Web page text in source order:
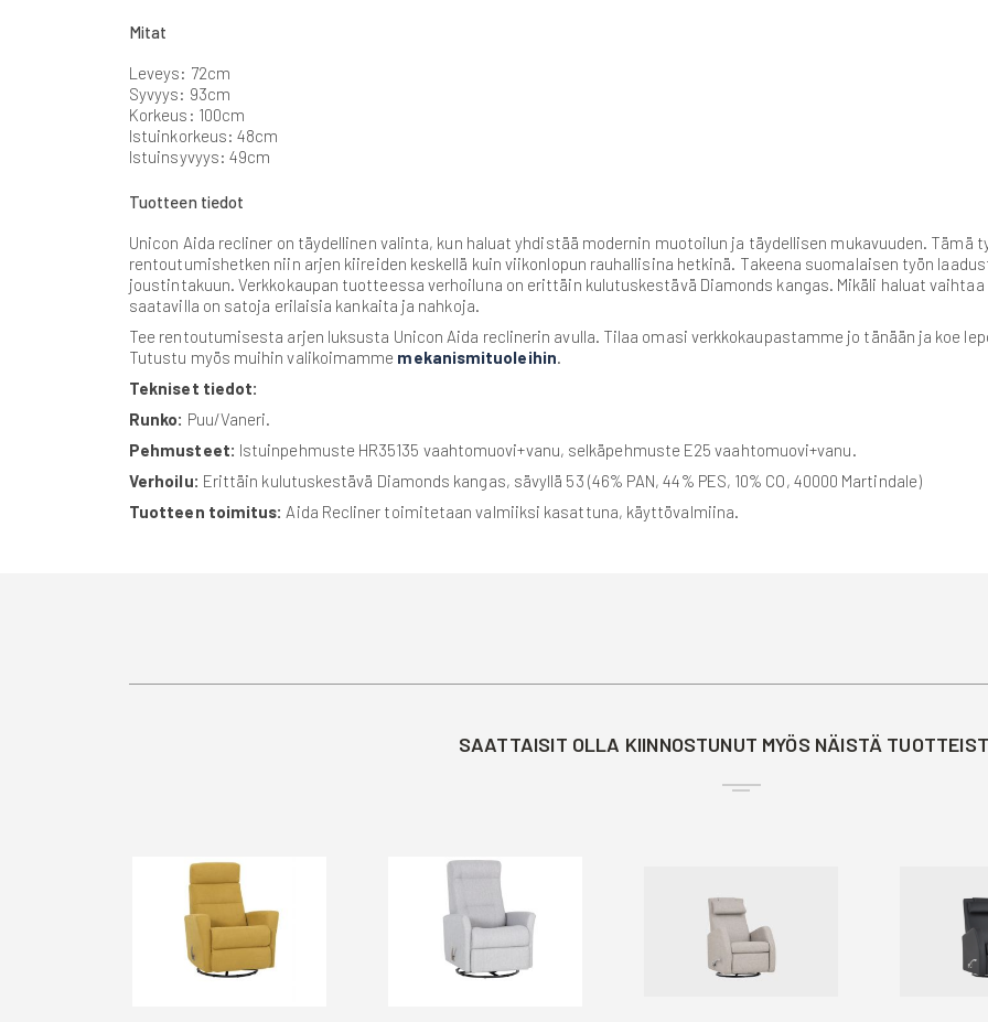
Mitat
Leveys: 72cm
Syvyys: 93cm
Korkeus: 100cm
Istuinkorkeus: 48cm
Istuinsyvyys: 49cm
Tuotteen tiedot
Unicon Aida recliner on täydellinen valinta, kun haluat yhdistää modernin muotoilun ja täydellisen mukavuuden.
rentoutumishetken niin arjen kiireiden keskellä kuin viikonlopun rauhallisina hetkinä. Takeena suomalaisen työn
joustintakuun. Verkkokaupan tuotteessa verhoiluna on erittäin kulutuskestävä Diamonds kangas. Mikäli haluat
saatavilla on satoja erilaisia kankaita ja nahkoja.
Tee rentoutumisesta arjen luksusta Unicon Aida reclinerin avulla. Tilaa omasi verkkokaupastamme jo tänään ja koe
Tutustu myös muihin valikoimamme mekanismituoleihin.
Tekniset tiedot:
Runko: Puu/Vaneri.
Pehmusteet: Istuinpehmuste HR35135 vaahtomuovi+vanu, selkäpehmuste E25 vaahtomuovi+vanu.
Verhoilu: Erittäin kulutuskestävä Diamonds kangas, sävyllä 53 (46% PAN, 44% PES, 10% CO, 40000 Martindale)
Tuotteen toimitus: Aida Recliner toimitetaan valmiiksi kasattuna, käyttövalmiina.
SAATTAISIT OLLA KIINNOSTUNUT MYÖS NÄISTÄ